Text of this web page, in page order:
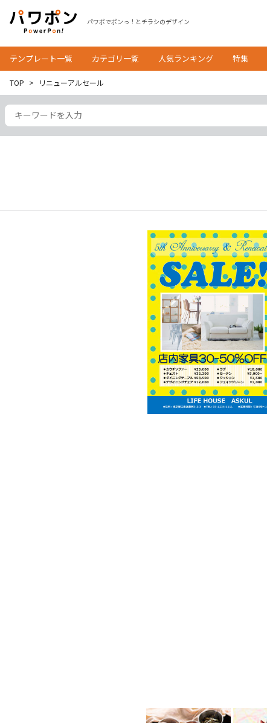
パワポでポンっ！とチラシのデザイン
テンプレート一覧 カテゴリ一覧 人気ランキング 特集
TOP リニューアルセール